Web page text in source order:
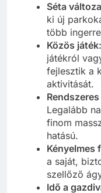
Séta
ki új
több
Közös játék:
játékról
fejlesztik a
aktivitását.
Legalább
finom
hatású.
Kényelmes
a saját,
szellőző
Idő a